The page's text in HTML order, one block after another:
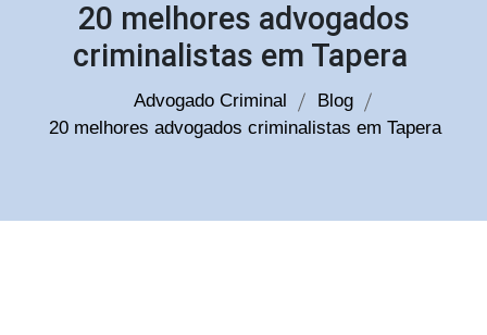
20 melhores advogados
criminalistas em Tapera
Advogado Criminal
Blog
20 melhores advogados criminalistas em Tapera